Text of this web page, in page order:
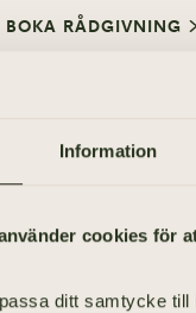
Information
cookies för
ditt samtycke till
BOKA RÅDGIVNING